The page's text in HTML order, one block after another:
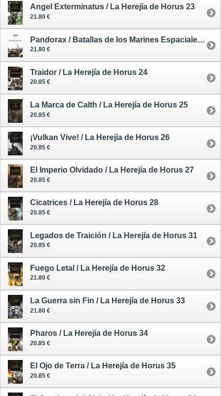
Angel Exterminatus / La Herejía de Horus 23
21.80 €
Pandorax / Batallas de los Marines Espaciales 3
21.80 €
Traidor / La Herejía de Horus 24
20.85 €
La Marca de Calth / La Herejía de Horus 25
20.85 €
¡Vulkan Vive! / La Herejía de Horus 26
20.85 €
El Imperio Olvidado / La Herejía de Horus 27
20.85 €
Cicatrices / La Herejía de Horus 28
20.85 €
Legados de Traición / La Herejía de Horus 31
20.85 €
Fuego Letal / La Herejía de Horus 32
21.80 €
La Guerra sin Fin / La Herejía de Horus 33
21.80 €
Pharos / La Herejía de Horus 34
20.85 €
El Ojo de Terra / La Herejía de Horus 35
20.85 €